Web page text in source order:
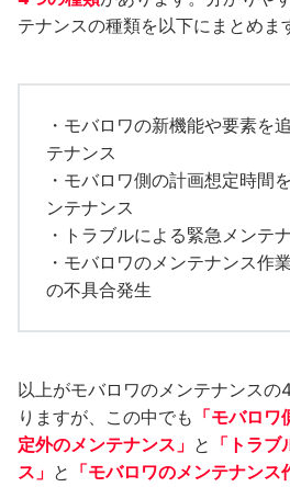
テナンスの種類を以下にまとめま
・モバロワの新機能や要素を
テナンス
・モバロワ側の計画想定時間
ンテナンス
・トラブルによる緊急メンテ
・モバロワのメンテナンス作
の不具合発生
以上がモバロワのメンテナンスの
りますが、この中でも 「モバロ
定外のメンテナンス」 と 「トラ
ス」 と 「モバロワのメンテナン